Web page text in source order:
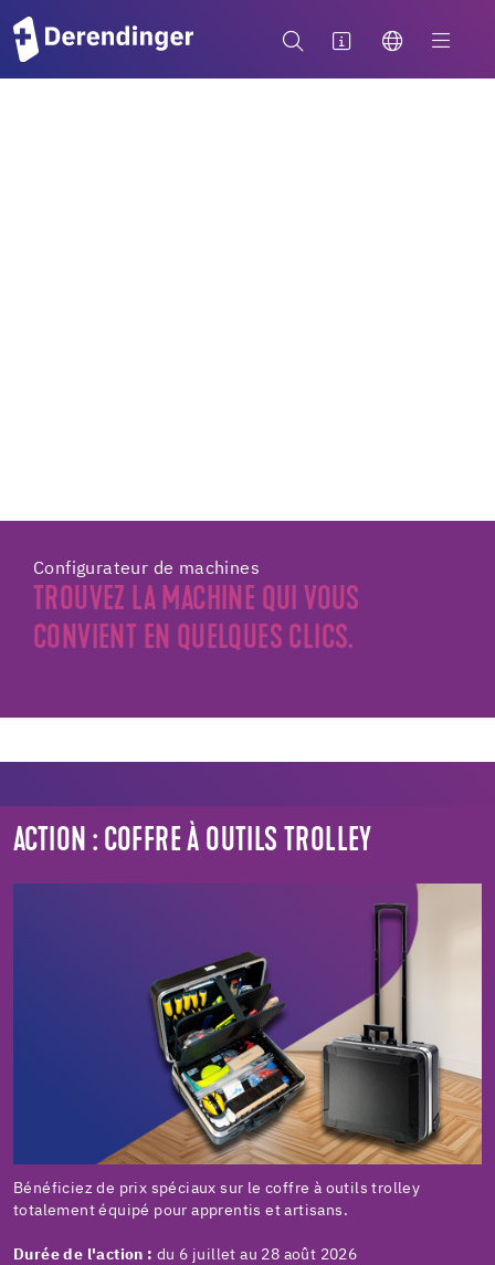
Configurateur de machines
TROUVEZ LA MACHINE QUI VOUS
CONVIENT EN QUELQUES CLICS.
ACTION : COFFRE À OUTILS TROLLEY
Bénéficiez de prix spéciaux sur le coffre à outils trolley
totalement équipé pour apprentis et artisans.
Durée de l'action : du 6 juillet au 28 août 2026